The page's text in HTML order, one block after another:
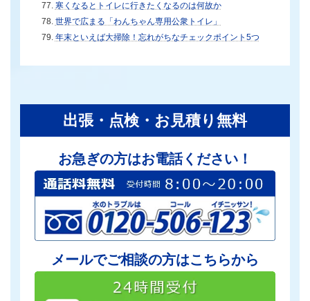
寒くなるとトイレに行きたくなるのは何故か
世界で広まる「わんちゃん専用公衆トイレ」
年末といえば大掃除！忘れがちなチェックポイント5つ
出張・点検・お見積り無料
お急ぎの方はお電話ください！
メールでご相談の方はこちらから